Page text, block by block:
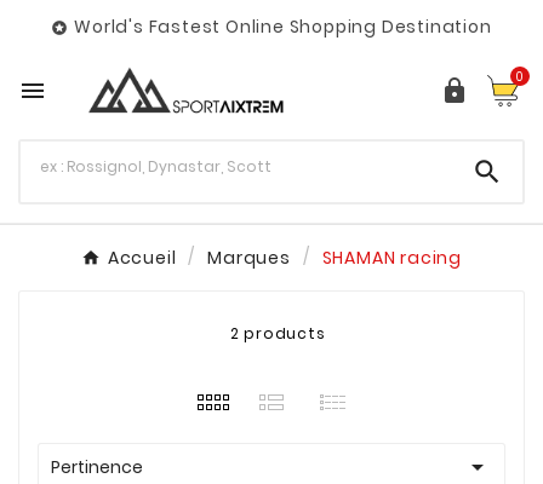
 World's Fastest Online Shopping Destination
  0

Accueil Marques SHAMAN racing
2 products
Pertinence 